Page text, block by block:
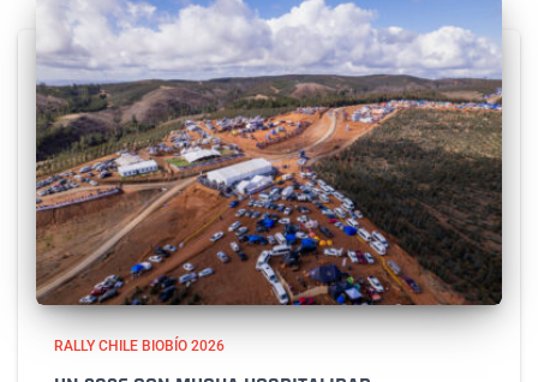
RALLY CHILE BIOBÍO 2026